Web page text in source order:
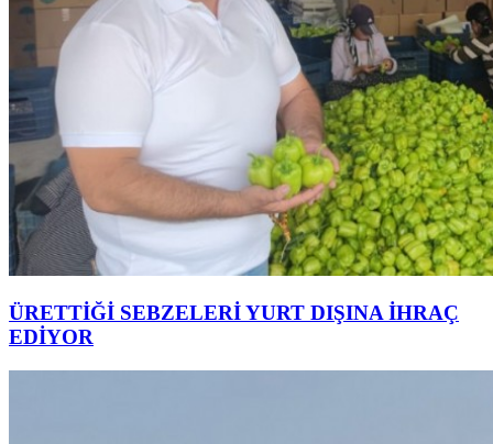
ÜRETTİĞİ SEBZELERİ YURT DIŞINA İHRAÇ
EDİYOR